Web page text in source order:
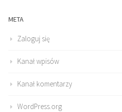
META
Zaloguj się
Kanał wpisów
Kanał komentarzy
WordPress.org